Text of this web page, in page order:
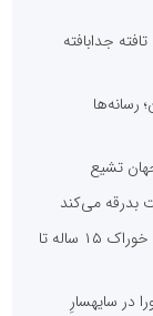
جدابافته
رسانه‌ها
تشیع
بدرقه می‌کند
سنگ‌آهن مرکزی در مدار شتابان توسعه؛ از تضمین خوراک ۱۵ ساله تا
در سایهسارِ